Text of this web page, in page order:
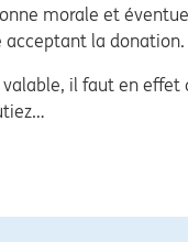
morale et
acceptant la donation.
il faut en